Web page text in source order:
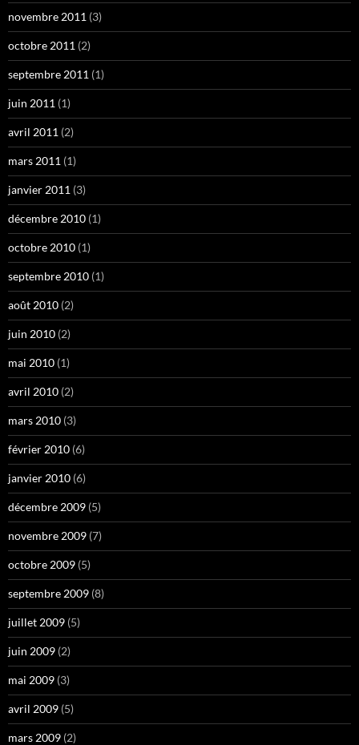
novembre 2011 (3)
octobre 2011 (2)
septembre 2011 (1)
juin 2011 (1)
avril 2011 (2)
mars 2011 (1)
janvier 2011 (3)
décembre 2010 (1)
octobre 2010 (1)
septembre 2010 (1)
août 2010 (2)
juin 2010 (2)
mai 2010 (1)
avril 2010 (2)
mars 2010 (3)
février 2010 (6)
janvier 2010 (6)
décembre 2009 (5)
novembre 2009 (7)
octobre 2009 (5)
septembre 2009 (8)
juillet 2009 (5)
juin 2009 (2)
mai 2009 (3)
avril 2009 (5)
mars 2009 (2)